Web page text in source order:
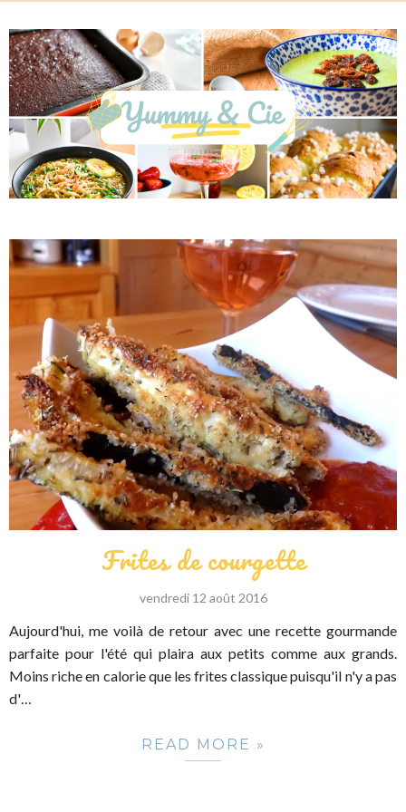
Frites de courgette
vendredi 12 août 2016
Aujourd'hui, me voilà de retour avec une recette gourmande
parfaite pour l'été qui plaira aux petits comme aux grands.
Moins riche en calorie que les frites classique puisqu'il n'y a pas
d'…
READ MORE »